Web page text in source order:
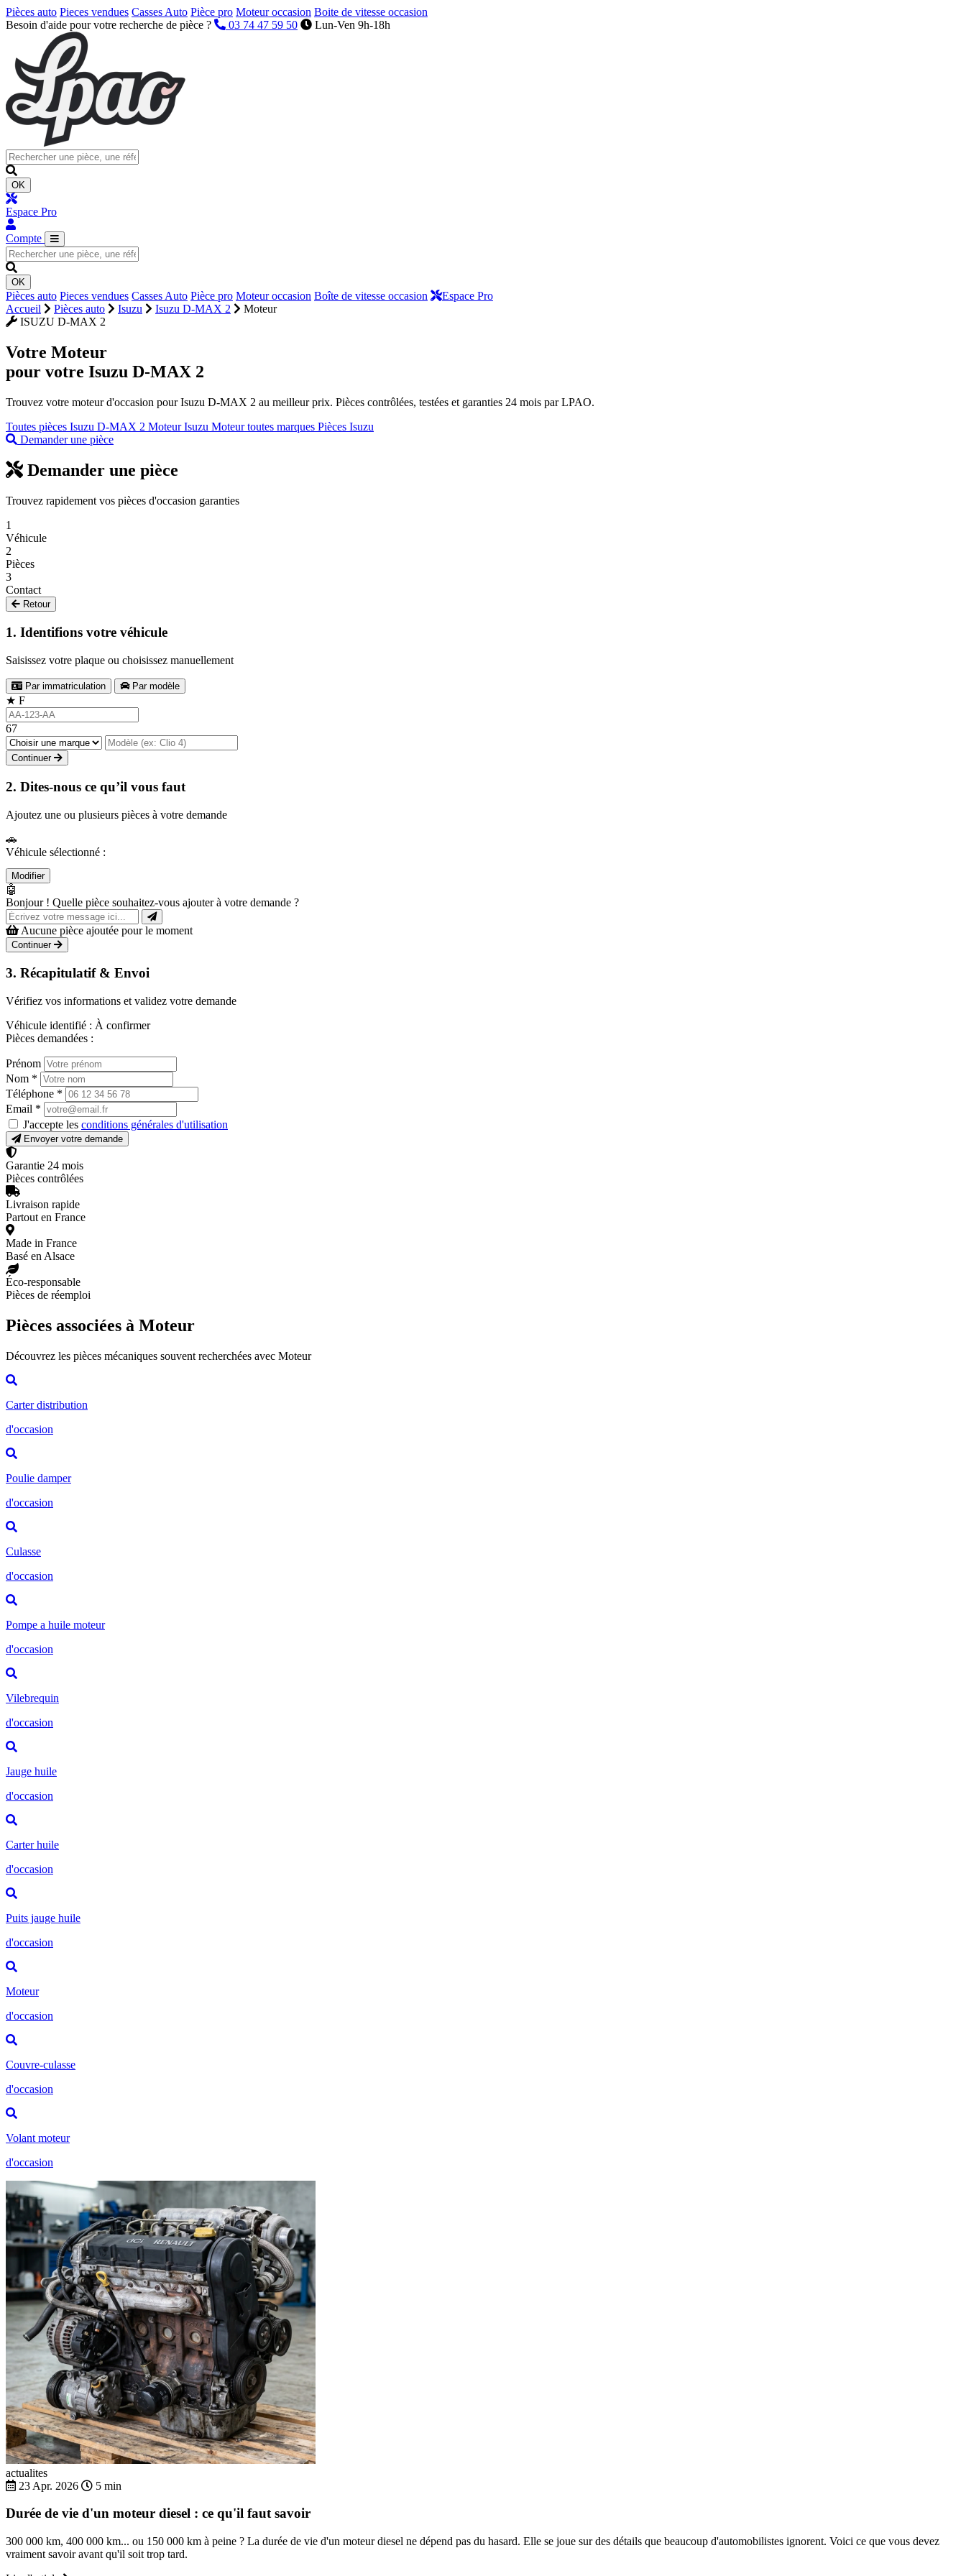
Pièces auto Pieces vendues Casses Auto Pièce pro Moteur occasion Boite de vitesse occasion
Besoin d'aide pour votre recherche de pièce ?
03 74 47 59 50 Lun-Ven 9h-18h
OK
Espace Pro
Compte
OK
Pièces auto Pieces vendues Casses Auto Pièce pro Moteur occasion Boîte de vitesse occasion
Espace Pro
Accueil
Pièces auto Isuzu Isuzu D-MAX 2
Moteur
ISUZU D-MAX 2
Votre Moteur
pour votre Isuzu D-MAX 2
Trouvez votre moteur d'occasion pour Isuzu D-MAX 2 au meilleur prix. Pièces contrôlées, testées et garanties 24 mois par LPAO.
Toutes pièces Isuzu D-MAX 2 Moteur Isuzu Moteur toutes marques Pièces Isuzu
Demander une pièce
Demander une pièce
Trouvez rapidement vos pièces d'occasion garanties
1
Véhicule
2
Pièces
3
Contact
Retour
1. Identifions votre véhicule
Saisissez votre plaque ou choisissez manuellement
Par immatriculation Par modèle
★ F
67
Continuer
2. Dites-nous ce qu’il vous faut
Ajoutez une ou plusieurs pièces à votre demande
🚗
Véhicule sélectionné :
Modifier
🤖
Bonjour ! Quelle pièce souhaitez-vous ajouter à votre demande ?
Aucune pièce ajoutée pour le moment
Continuer
3. Récapitulatif & Envoi
Vérifiez vos informations et validez votre demande
Véhicule identifié : À confirmer
Pièces demandées :
Prénom
Nom *
Téléphone *
Email *
J'accepte les conditions générales d'utilisation
Envoyer votre demande
Garantie 24 mois
Pièces contrôlées
Livraison rapide
Partout en France
Made in France
Basé en Alsace
Éco-responsable
Pièces de réemploi
Pièces associées à Moteur
Découvrez les pièces mécaniques souvent recherchées avec Moteur
Carter distribution
d'occasion
Poulie damper
d'occasion
Culasse
d'occasion
Pompe a huile moteur
d'occasion
Vilebrequin
d'occasion
Jauge huile
d'occasion
Carter huile
d'occasion
Puits jauge huile
d'occasion
Moteur
d'occasion
Couvre-culasse
d'occasion
Volant moteur
d'occasion
actualites
23 Apr. 2026
5 min
Durée de vie d'un moteur diesel : ce qu'il faut savoir
300 000 km, 400 000 km... ou 150 000 km à peine ? La durée de vie d'un moteur diesel ne dépend pas du hasard. Elle se joue sur des détails que beaucoup d'automobilistes ignorent. Voici ce que vous devez
vraiment savoir avant qu'il soit trop tard.